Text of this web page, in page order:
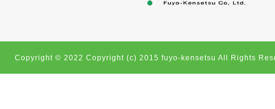
Copyright © 2022 Copyright (c) 2015 fuyo-kensetsu All Rights